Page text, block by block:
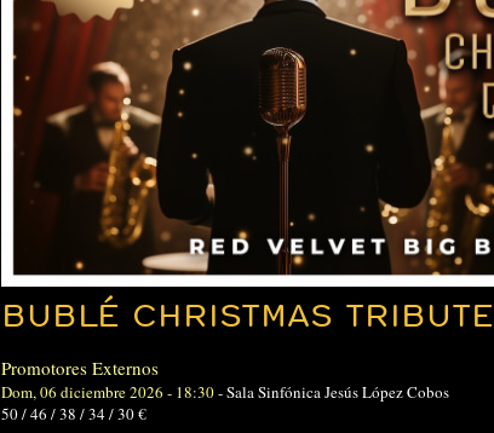
BUBLÉ CHRISTMAS TRIBUTE
Promotores Externos
Dom, 06 diciembre 2026 - 18:30-Sala Sinfónica Jesús López Cobos
50 / 46 / 38 / 34 / 30 €